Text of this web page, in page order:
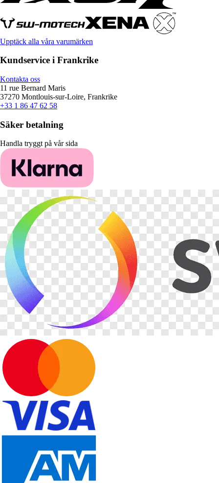
Upptäck alla våra varumärken
Kundservice i Frankrike
Kontakta oss
11 rue Bernard Maris
37270 Montlouis-sur-Loire, Frankrike
+33 1 86 47 62 58
Säker betalning
Handla tryggt på vår sida